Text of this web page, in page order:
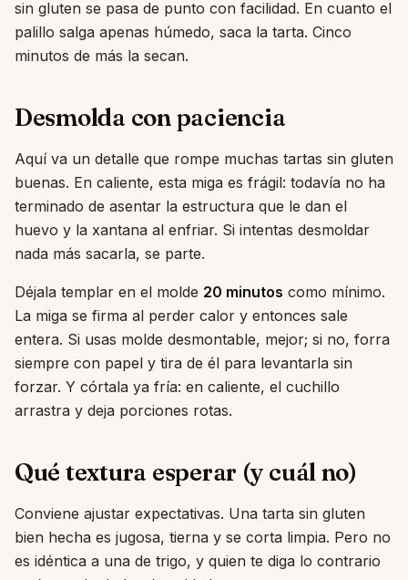
sin gluten se pasa de punto con facilidad. En cuanto el
palillo salga apenas húmedo, saca la tarta. Cinco
minutos de más la secan.
Desmolda con paciencia
Aquí va un detalle que rompe muchas tartas sin gluten
buenas. En caliente, esta miga es frágil: todavía no ha
terminado de asentar la estructura que le dan el
huevo y la xantana al enfriar. Si intentas desmoldar
nada más sacarla, se parte.
Déjala templar en el molde 20 minutos como mínimo.
La miga se firma al perder calor y entonces sale
entera. Si usas molde desmontable, mejor; si no, forra
siempre con papel y tira de él para levantarla sin
forzar. Y córtala ya fría: en caliente, el cuchillo
arrastra y deja porciones rotas.
Qué textura esperar (y cuál no)
Conviene ajustar expectativas. Una tarta sin gluten
bien hecha es jugosa, tierna y se corta limpia. Pero no
es idéntica a una de trigo, y quien te diga lo contrario